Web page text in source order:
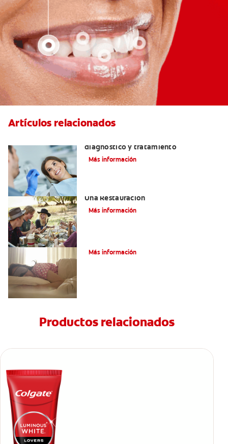
Artículos relacionados
diagnóstico y tratamiento
Más información
Una Restauración
Más información
Más información
Productos relacionados